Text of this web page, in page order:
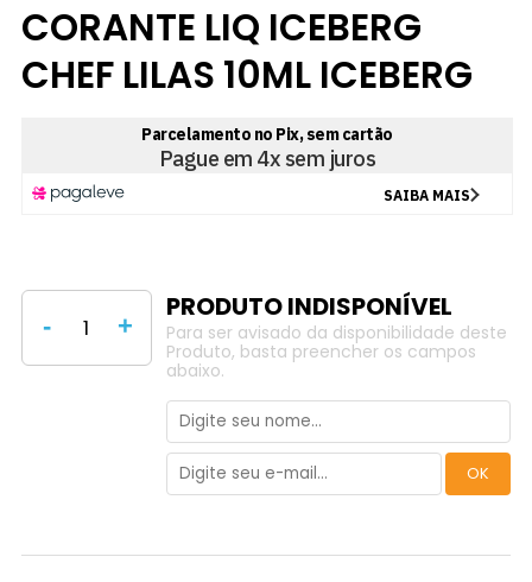
CORANTE LIQ ICEBERG
CHEF LILAS 10ML ICEBERG
- +
Para ser avisado da disponibilidade deste
Produto, basta preencher os campos
abaixo.